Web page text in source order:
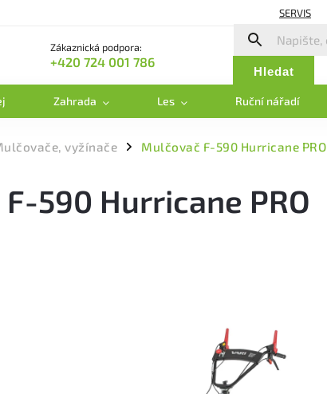
SERVIS
Zákaznická podpora:
+420 724 001 786
Hledat
Zahrada Les Ruční nářadí
vyžínače / Mulčovač F-590 Hurricane PRO
590 Hurricane PRO